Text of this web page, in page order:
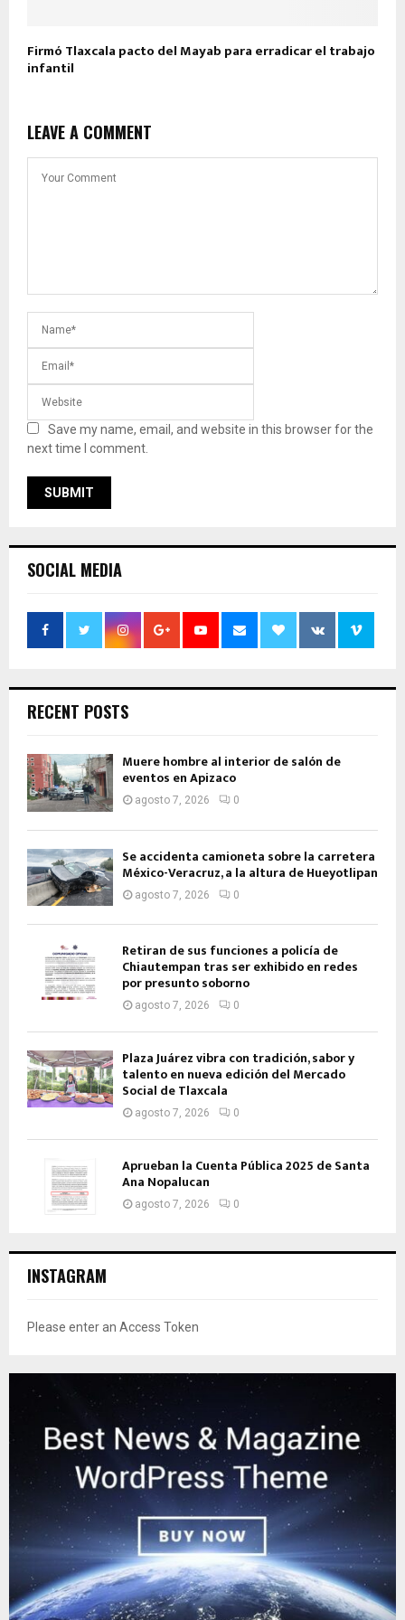
Firmó Tlaxcala pacto del Mayab para erradicar el trabajo
infantil
LEAVE A COMMENT
Save my name, email, and website in this browser for the
next time I comment.
SOCIAL MEDIA
RECENT POSTS
Muere hombre al interior de salón de
eventos en Apizaco
agosto 7, 2026 0
Se accidenta camioneta sobre la carretera
México-Veracruz, a la altura de Hueyotlipan
agosto 7, 2026 0
Retiran de sus funciones a policía de
Chiautempan tras ser exhibido en redes
por presunto soborno
agosto 7, 2026 0
Plaza Juárez vibra con tradición, sabor y
talento en nueva edición del Mercado
Social de Tlaxcala
agosto 7, 2026 0
Aprueban la Cuenta Pública 2025 de Santa
Ana Nopalucan
agosto 7, 2026 0
INSTAGRAM
Please enter an Access Token